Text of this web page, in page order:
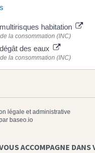
habitation
la consommation (INC)
des eaux
la consommation (INC)
légale et administrative
baseo.io
ACCOMPAGNE DANS